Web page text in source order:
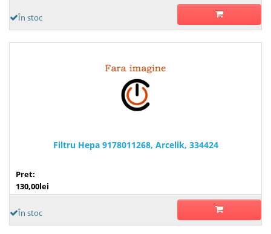
În stoc
Filtru Hepa 9178011268, Arcelik, 334424
Pret:
130,00lei
În stoc